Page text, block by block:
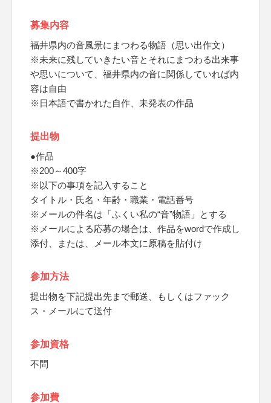
募集内容
福井県内の音風景にまつわる物語（思い出作文）
※未来に残していきたい音とそれにまつわる出来事
や思いについて、福井県内の音に関係していれば内
容は自由
※日本語で書かれた自作、未発表の作品
提出物
●作品
※200～400字
※以下の事項を記入すること
タイトル・氏名・年齢・職業・電話番号
※メールの件名は「ふくい私の“音”物語」とする
※メールによる応募の場合は、作品をwordで作成し
添付、または、メール本文に原稿を貼付け
参加方法
提出物を下記提出先まで郵送、もしくはファック
ス・メールにて送付
参加資格
不問
参加費